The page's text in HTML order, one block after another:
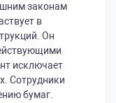
законам
в
Он
исключает
Сотрудники
бумаг.